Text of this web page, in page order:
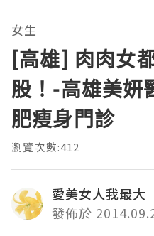
女生
[高雄] 肉肉女
股！-高雄美妍
肥瘦身門診
瀏覽次數:412
愛美女人我最大
發佈於